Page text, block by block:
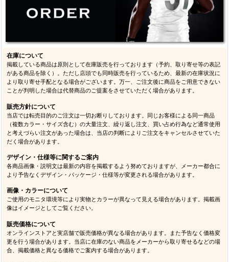
在庫について
掲載している商品は原則として在庫販売を行っております（予約、取り寄せ等の表記
がある商品を除く）。ただし店頭でも同時販売を行っているため、最新の在庫状況に
より取り寄せ手配となる場合がございます。万一、ご注文後に商品をご用意できない
ことが判明した場合は代替商品のご提案をさせていただく場合があります。
販売方針について
当店では転売目的のご注文は一切お断りしております。同じお客様による同一商品
（複数カラー・サイズ含む）の大量注文、繰り返し注文、買い占め行為など通常使用
と考えづらい注文があった場合は、当店の判断によりご注文をキャンセルさせていた
だく場合があります。
デザイン・仕様等に関するご案内
各商品画像・説明文は最新の内容を掲載するよう努めておりますが、メーカー都合に
より予告なくデザイン・パッケージ・仕様等が変更される場合があります。
画像・カラーについて
ご使用のモニタ環境等により実物とカラーが異なって見える場合があります。掲載画
像はイメージとしてご覧ください。
販売価格について
オンラインストアと実店舗で販売価格が異なる場合があります。また予告なく価格変
更を行う場合があります。当店に在庫のない商品をメーカーから取り寄せるなどの場
合、掲載価格と異なる価格でご案内する場合があります。